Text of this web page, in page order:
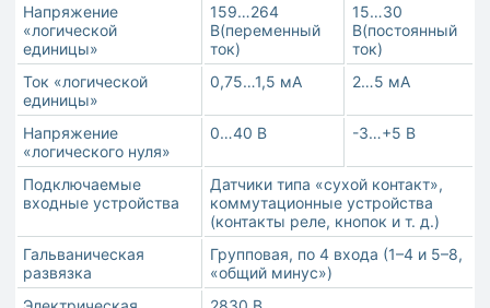
Напряжение
«логической
единицы»
159…264
В(переменный
ток)
15…30
В(постоянный
ток)
Ток «логической
единицы»
0,75…1,5 мА 2…5 мА
Напряжение
«логического нуля»
0…40 В -3…+5 В
Подключаемые
входные устройства
Датчики типа «сухой контакт»,
коммутационные устройства
(контакты реле, кнопок и т. д.)
Гальваническая
развязка
Групповая, по 4 входа (1–4 и 5–8,
«общий минус»)